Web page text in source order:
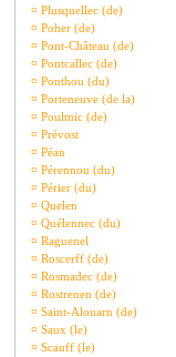
¤ Plusquellec (de)
¤ Poher (de)
¤ Pont-Château (de)
¤ Pontcallec (de)
¤ Ponthou (du)
¤ Porteneuve (de la)
¤ Poulmic (de)
¤ Prévost
¤ Péan
¤ Pérennou (du)
¤ Périer (du)
¤ Quelen
¤ Quélennec (du)
¤ Raguenel
¤ Roscerff (de)
¤ Rosmadec (de)
¤ Rostrenen (de)
¤ Saint-Alouarn (de)
¤ Saux (le)
¤ Scauff (le)